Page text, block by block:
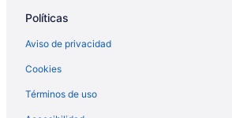
Apart-Hoteles en Washington
Cabañas en Washington
Campings en Washington
Casas de campo en Washington
Políticas
Aviso de privacidad
Cookies
Términos de uso